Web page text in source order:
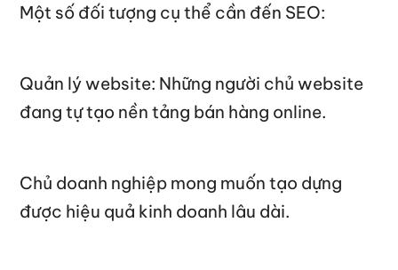
Một số đối tượng cụ thể cần đến SEO:
Quản lý website: Những người chủ website
đang tự tạo nền tảng bán hàng online.
Chủ doanh nghiệp mong muốn tạo dựng
được hiệu quả kinh doanh lâu dài.